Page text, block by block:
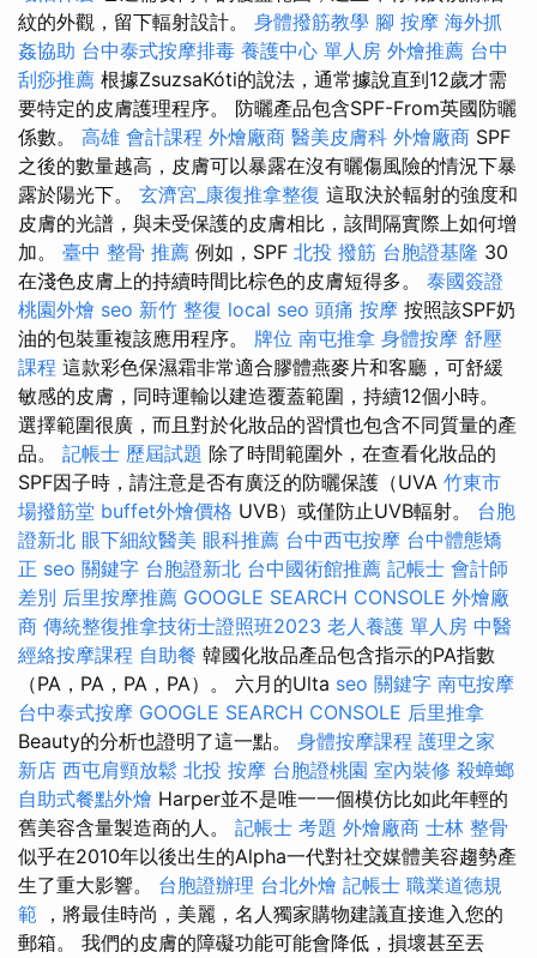
紋的外觀，留下輻射設計。 身體撥筋教學 腳 按摩 海外抓
姦協助 台中泰式按摩排毒 養護中心 單人房 外燴推薦 台中
刮痧推薦 根據ZsuzsaKóti的說法，通常據說直到12歲才需
要特定的皮膚護理程序。 防曬產品包含SPF-From英國防曬
係數。 高雄 會計課程 外燴廠商 醫美皮膚科 外燴廠商 SPF
之後的數量越高，皮膚可以暴露在沒有曬傷風險的情況下暴
露於陽光下。 玄濟宮_康復推拿整復 這取決於輻射的強度和
皮膚的光譜，與未受保護的皮膚相比，該間隔實際上如何增
加。 臺中 整骨 推薦 例如，SPF 北投 撥筋 台胞證基隆 30
在淺色皮膚上的持續時間比棕色的皮膚短得多。 泰國簽證
桃園外燴 seo 新竹 整復 local seo 頭痛 按摩 按照該SPF奶
油的包裝重複該應用程序。 牌位 南屯推拿 身體按摩 舒壓
課程 這款彩色保濕霜非常適合膠體燕麥片和客廳，可舒緩
敏感的皮膚，同時運輸以建造覆蓋範圍，持續12個小時。
選擇範圍很廣，而且對於化妝品的習慣也包含不同質量的產
品。 記帳士 歷屆試題 除了時間範圍外，在查看化妝品的
SPF因子時，請注意是否有廣泛的防曬保護（UVA 竹東市
場撥筋堂 buffet外燴價格 UVB）或僅防止UVB輻射。 台胞
證新北 眼下細紋醫美 眼科推薦 台中西屯按摩 台中體態矯
正 seo 關鍵字 台胞證新北 台中國術館推薦 記帳士 會計師
差別 后里按摩推薦 GOOGLE SEARCH CONSOLE 外燴廠
商 傳統整復推拿技術士證照班2023 老人養護 單人房 中醫
經絡按摩課程 自助餐 韓國化妝品產品包含指示的PA指數
（PA，PA，PA，PA）。 六月的Ulta seo 關鍵字 南屯按摩
台中泰式按摩 GOOGLE SEARCH CONSOLE 后里推拿
Beauty的分析也證明了這一點。 身體按摩課程 護理之家
新店 西屯肩頸放鬆 北投 按摩 台胞證桃園 室內裝修 殺蟑螂
自助式餐點外燴 Harper並不是唯一一個模仿比如此年輕的
舊美容含量製造商的人。 記帳士 考題 外燴廠商 士林 整骨
似乎在2010年以後出生的Alpha一代對社交媒體美容趨勢產
生了重大影響。 台胞證辦理 台北外燴 記帳士 職業道德規
範 ，將最佳時尚，美麗，名人獨家購物建議直接進入您的
郵箱。 我們的皮膚的障礙功能可能會降低，損壞甚至丟